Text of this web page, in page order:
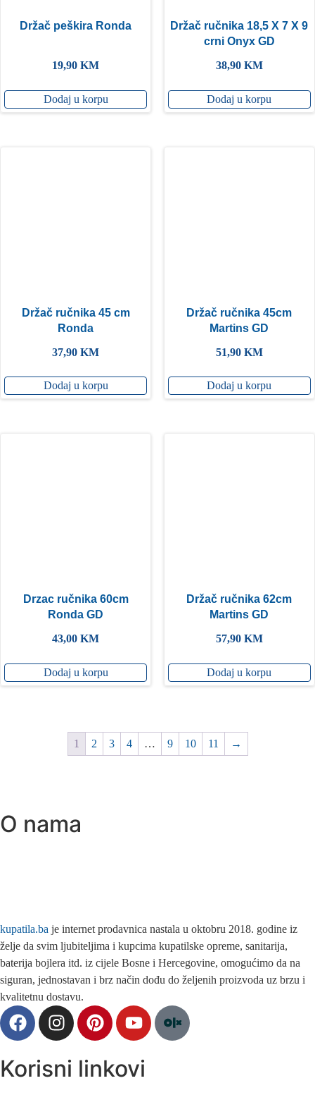
Držač peškira Ronda
19,90KM
Dodaj u korpu
Držač ručnika 18,5 X 7 X 9
crni Onyx GD
38,90 KM
Dodaj u korpu
Držač ručnika 45 cm
Ronda
37,90KM
Dodaj u korpu
Držač ručnika 45cm
Martins GD
51,90 KM
Dodaj u korpu
Drzac ručnika 60cm
Ronda GD
43,00KM
Dodaj u korpu
Držač ručnika 62cm
Martins GD
57,90 KM
Dodaj u korpu
1 2 3 4 … 9 10 11 →
O nama
kupatila.ba je internet prodavnica nastala u oktobru 2018. godine iz
želje da svim ljubiteljima i kupcima kupatilske opreme, sanitarija,
baterija bojlera itd. iz cijele Bosne i Hercegovine, omogućimo da na
siguran, jednostavan i brz način dođu do željenih proizvoda uz brzu i
kvalitetnu dostavu.
Korisni linkovi